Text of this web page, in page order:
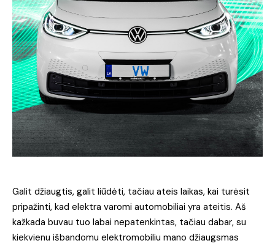
Galit džiaugtis, galit liūdėti, tačiau ateis laikas, kai turėsit
pripažinti, kad elektra varomi automobiliai yra ateitis. Aš
kažkada buvau tuo labai nepatenkintas, tačiau dabar, su
kiekvienu išbandomu elektromobiliu mano džiaugsmas